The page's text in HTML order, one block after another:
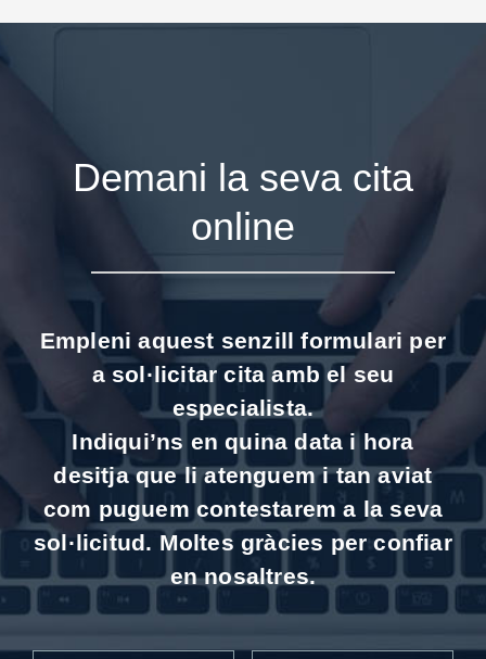
Demani la seva cita
online
Empleni aquest senzill formulari per
a sol·licitar cita amb el seu
especialista.
Indiqui’ns en quina data i hora
desitja que li atenguem i tan aviat
com puguem contestarem a la seva
sol·licitud. Moltes gràcies per confiar
en nosaltres.